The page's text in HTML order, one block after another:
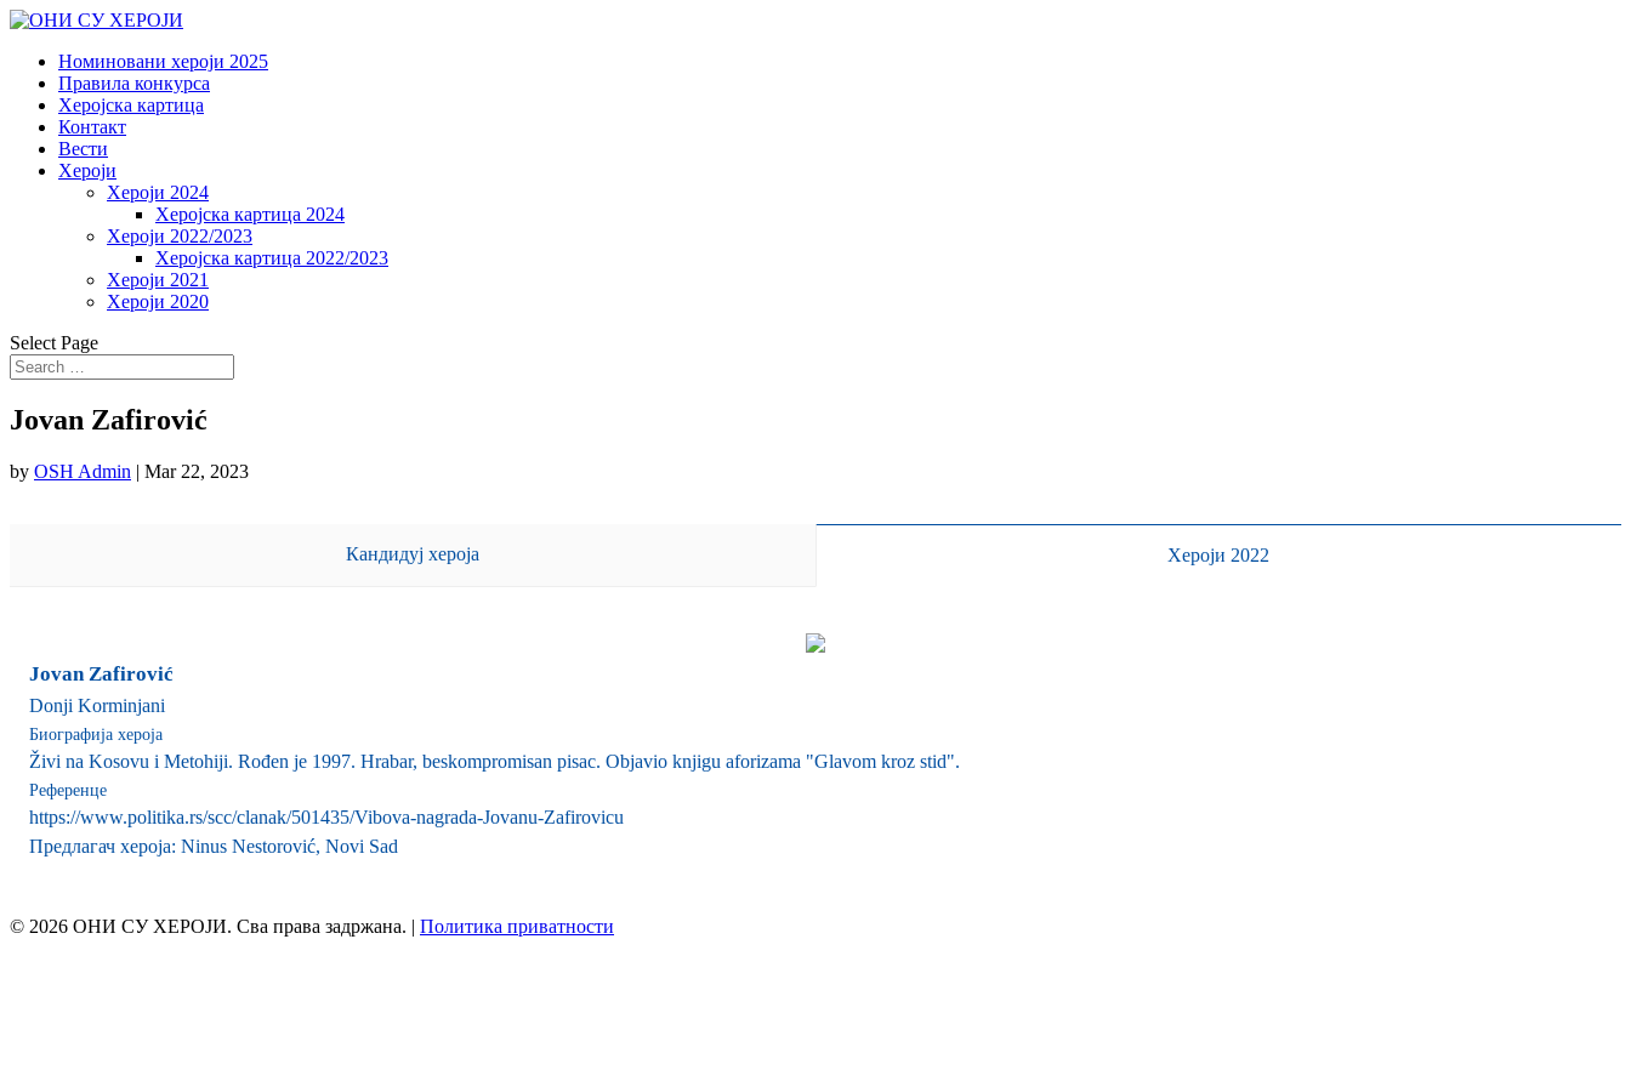
Номиновани хероји 2025
Правила конкурса
Херојска картица
Контакт
Вести
Хероји
Хероји 2024
Херојска картица 2024
Хероји 2022/2023
Херојска картица 2022/2023
Хероји 2021
Хероји 2020
Select Page
Jovan Zafirović
by OSH Admin | Mar 22, 2023
Кандидуј хероја Хероји 2022
Jovan Zafirović
Donji Korminjani
Биографија хероја
Živi na Kosovu i Metohiji. Rođen je 1997. Hrabar, beskompromisan pisac. Objavio knjigu aforizama "Glavom kroz stid".
Референце
https://www.politika.rs/scc/clanak/501435/Vibova-nagrada-Jovanu-Zafirovicu
Предлагач хероја: Ninus Nestorović, Novi Sad
© 2026 ОНИ СУ ХЕРОЈИ. Сва права задржана. | Политика приватности